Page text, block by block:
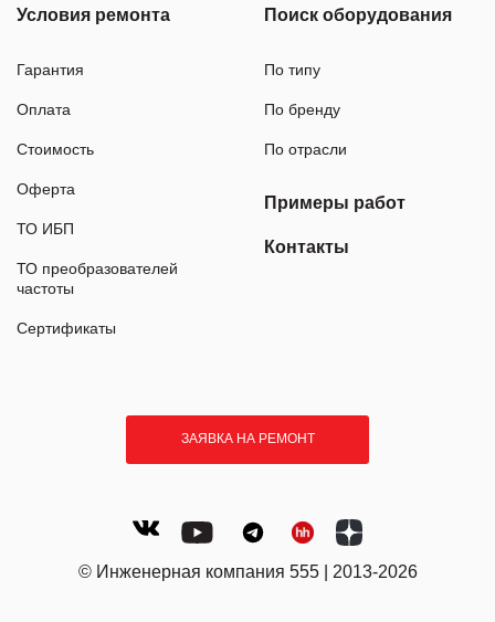
Условия ремонта
Гарантия
Оплата
Стоимость
Оферта
ТО ИБП
ТО преобразователей
частоты
Сертификаты
Поиск оборудования
По типу
По бренду
По отрасли
Примеры работ
Контакты
ЗАЯВКА НА РЕМОНТ
© Инженерная компания 555 | 2013-2026